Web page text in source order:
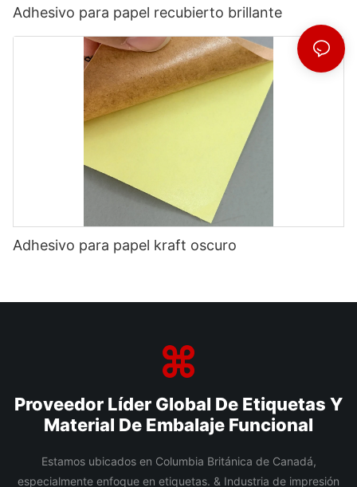
Adhesivo para papel recubierto brillante
Adhesivo para papel kraft oscuro
Proveedor Líder Global De Etiquetas Y
Material De Embalaje Funcional
Estamos ubicados en Columbia Británica de Canadá,
especialmente enfoque en etiquetas. & Industria de impresión